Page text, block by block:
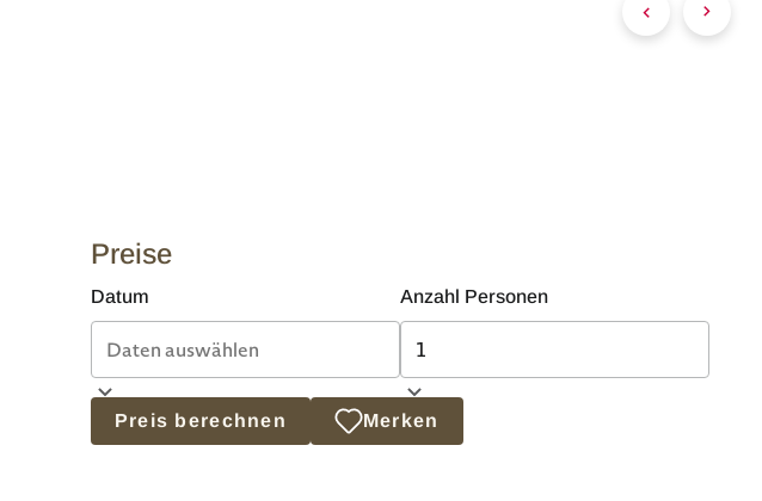
Preise
Datum Anzahl Personen
Preis berechnen Merken